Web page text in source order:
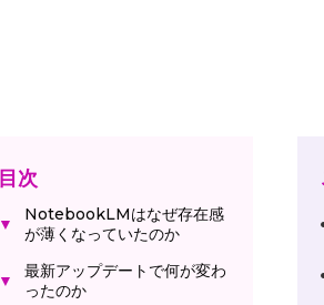
目次
▼
NotebookLMはなぜ存在感
が薄くなっていたのか
▼
最新アップデートで何が変わ
ったのか